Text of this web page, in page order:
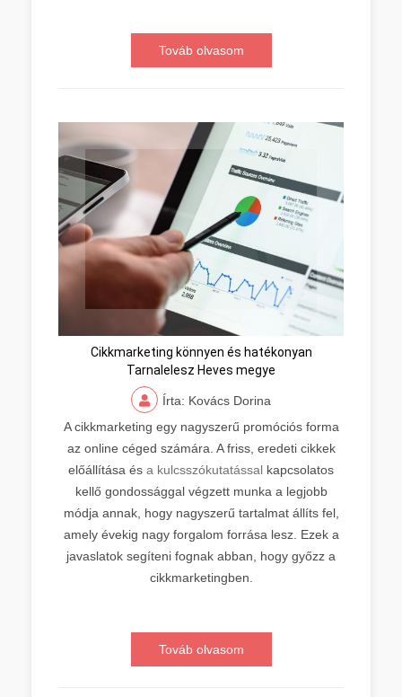
Továb olvasom
Cikkmarketing könnyen és hatékonyan
Tarnalelesz Heves megye
Írta: Kovács Dorina
A cikkmarketing egy nagyszerű promóciós forma
az online céged számára. A friss, eredeti cikkek
előállítása és a kulcsszókutatással kapcsolatos
kellő gondossággal végzett munka a legjobb
módja annak, hogy nagyszerű tartalmat állíts fel,
amely évekig nagy forgalom forrása lesz. Ezek a
javaslatok segíteni fognak abban, hogy győzz a
cikkmarketingben.
Továb olvasom